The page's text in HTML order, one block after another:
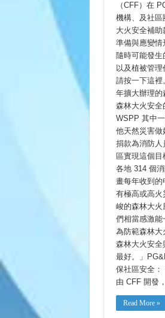
（CFF）在
機構、及社區
大火安全補
準備與應變情
隨時可能發生
以及植被管
請按一下這
年擴大辦理的
森林大火安全
WSPP 其中
他天然災害做
捐款為消防人
區實現這個
各地 314 個
畫每年收到的
有極高或高火
峻的森林大火
們相當感激能
為防範森林大
森林大火安全
最好。」
保社區安全：
由 CFF 開發
Read More »